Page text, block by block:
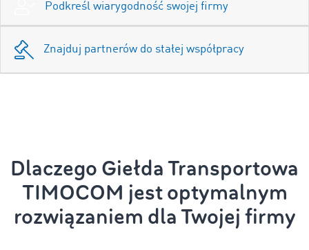
Podkreśl wiarygodność swojej firmy
Znajduj partnerów do stałej współpracy
Dlaczego Giełda Transportowa
TIMOCOM jest optymalnym
rozwiązaniem dla Twojej firmy